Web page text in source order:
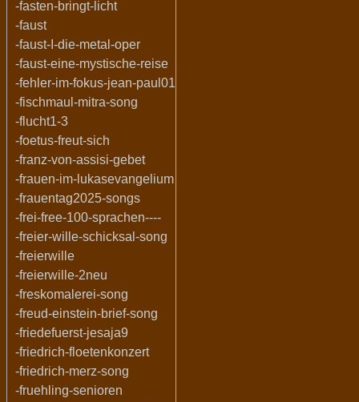
-fasten-bringt-licht
-faust
-faust-I-die-metal-oper
-faust-eine-mystische-reise
-fehler-im-fokus-jean-paul01
-fischmaul-mitra-song
-flucht1-3
-foetus-freut-sich
-franz-von-assisi-gebet
-frauen-im-lukasevangelium
-frauentag2025-songs
-frei-free-100-sprachen----
-freier-wille-schicksal-song
-freierwille
-freierwille-2neu
-freskomalerei-song
-freud-einstein-brief-song
-friedefuerst-jesaja9
-friedrich-floetenkonzert
-friedrich-merz-song
-fruehling-senioren